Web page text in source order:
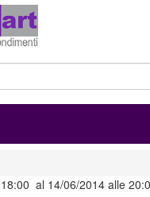
al 14/06/2014 alle